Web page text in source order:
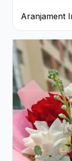
Aranjament
și Floarea